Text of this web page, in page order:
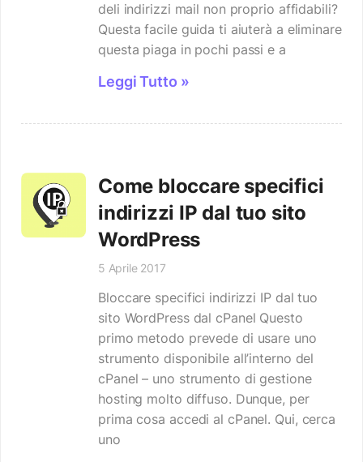
deli indirizzi mail non proprio affidabili?
Questa facile guida ti aiuterà a eliminare
questa piaga in pochi passi e a
Leggi Tutto »
Come bloccare specifici
indirizzi IP dal tuo sito
WordPress
5 Aprile 2017
Bloccare specifici indirizzi IP dal tuo
sito WordPress dal cPanel Questo
primo metodo prevede di usare uno
strumento disponibile all’interno del
cPanel – uno strumento di gestione
hosting molto diffuso. Dunque, per
prima cosa accedi al cPanel. Qui, cerca
uno